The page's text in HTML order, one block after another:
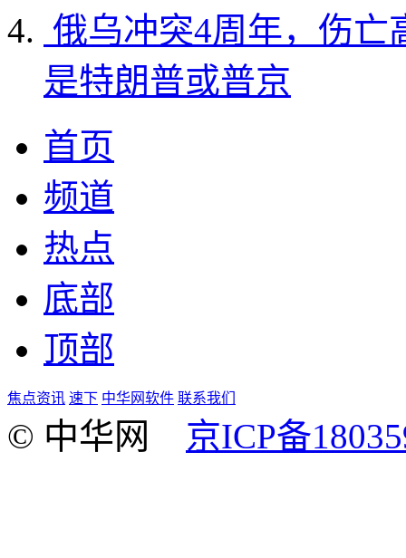
俄乌冲突4周年，伤亡
是特朗普或普京
首页
频道
热点
底部
顶部
焦点资讯 速下 中华网软件 联系我们
© 中华网 京ICP备